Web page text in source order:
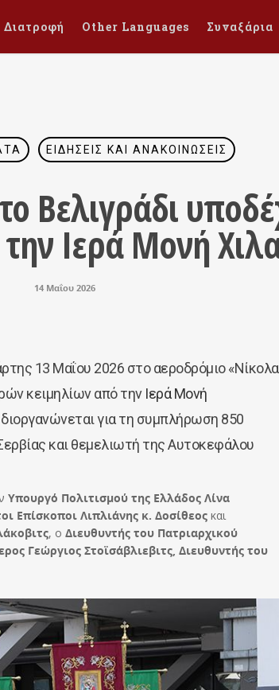
Διατροφή Other Languages Συναξάρια
ΕΙΔΉΣΕΙΣ ΚΑΙ ΑΝΑΚΟΙΝΏΣΕΙΣ
Βελιγράδι
Ιερά Μονή
14 Μαΐου 2026
13 Μαΐου 2026 στο αεροδρόμιο «Νίκολα
κειμηλίων από την Ιερά Μονή
για τη συμπλήρωση 850
και θεμελιωτή της Αυτοκεφάλου
Υπουργό Πολιτισμού της Ελλάδος Λίνα
Επίσκοποι Λιπλιάνης κ. Δοσίθεος και
, ο Διευθυντής του Πατριαρχικού
Γεώργιος Στοϊσάβλιεβιτς, Διευθυντής του